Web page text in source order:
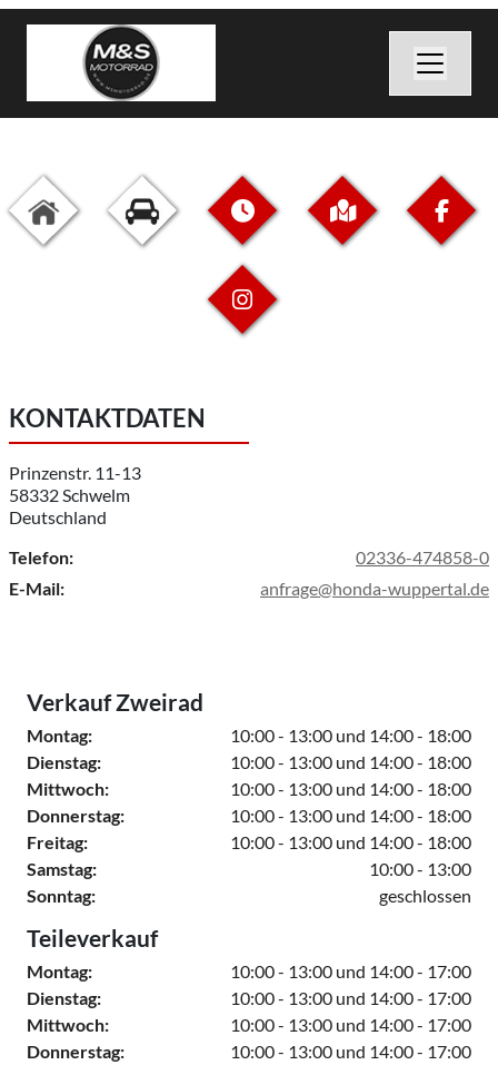
KONTAKTDATEN
Prinzenstr. 11-13
58332 Schwelm
Deutschland
Telefon:
02336-474858-0
E-Mail:
anfrage@honda-wuppertal.de
Verkauf Zweirad
Montag:
10:00 - 13:00 und 14:00 - 18:00
Dienstag:
10:00 - 13:00 und 14:00 - 18:00
Mittwoch:
10:00 - 13:00 und 14:00 - 18:00
Donnerstag:
10:00 - 13:00 und 14:00 - 18:00
Freitag:
10:00 - 13:00 und 14:00 - 18:00
Samstag:
10:00 - 13:00
Sonntag:
geschlossen
Teileverkauf
Montag:
10:00 - 13:00 und 14:00 - 17:00
Dienstag:
10:00 - 13:00 und 14:00 - 17:00
Mittwoch:
10:00 - 13:00 und 14:00 - 17:00
Donnerstag:
10:00 - 13:00 und 14:00 - 17:00